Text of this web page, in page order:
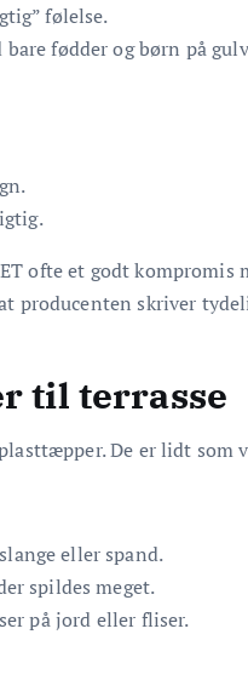
følelse.
fødder og børn på
ofte et godt kompromis
producenten skriver
til terrasse
De er lidt som
eller spand.
spildes meget.
på jord eller fliser.